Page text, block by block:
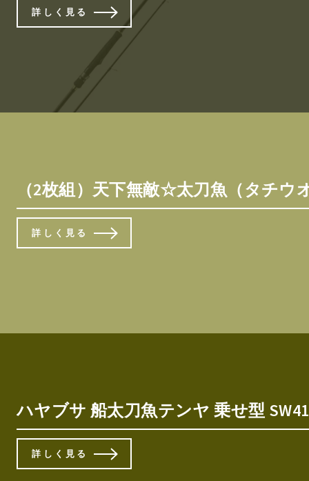
詳しく見る
（2枚組）天下無敵☆太刀魚（タチ
詳しく見る
ハヤブサ 船太刀魚テンヤ 乗せ型
詳しく見る